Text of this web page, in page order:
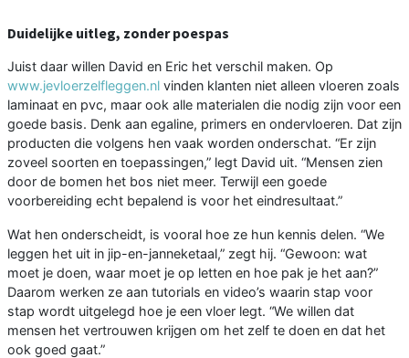
Duidelijke uitleg, zonder poespas
Juist daar willen David en Eric het verschil maken. Op
www.jevloerzelfleggen.nl vinden klanten niet alleen vloeren zoals
laminaat en pvc, maar ook alle materialen die nodig zijn voor een
goede basis. Denk aan egaline, primers en ondervloeren. Dat zijn
producten die volgens hen vaak worden onderschat. “Er zijn
zoveel soorten en toepassingen,” legt David uit. “Mensen zien
door de bomen het bos niet meer. Terwijl een goede
voorbereiding echt bepalend is voor het eindresultaat.”
Wat hen onderscheidt, is vooral hoe ze hun kennis delen. “We
leggen het uit in jip-en-janneketaal,” zegt hij. “Gewoon: wat
moet je doen, waar moet je op letten en hoe pak je het aan?”
Daarom werken ze aan tutorials en video’s waarin stap voor
stap wordt uitgelegd hoe je een vloer legt. “We willen dat
mensen het vertrouwen krijgen om het zelf te doen en dat het
ook goed gaat.”